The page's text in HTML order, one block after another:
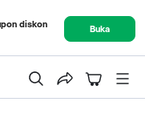
diskon
Buka